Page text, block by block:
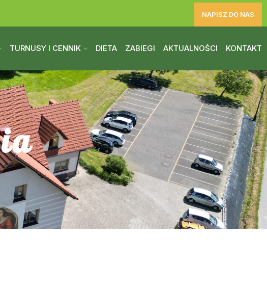
NAPISZ DO NAS
TURNUSY I CENNIK DIETA ZABIEGI AKTUALNOŚCI KONTAKT